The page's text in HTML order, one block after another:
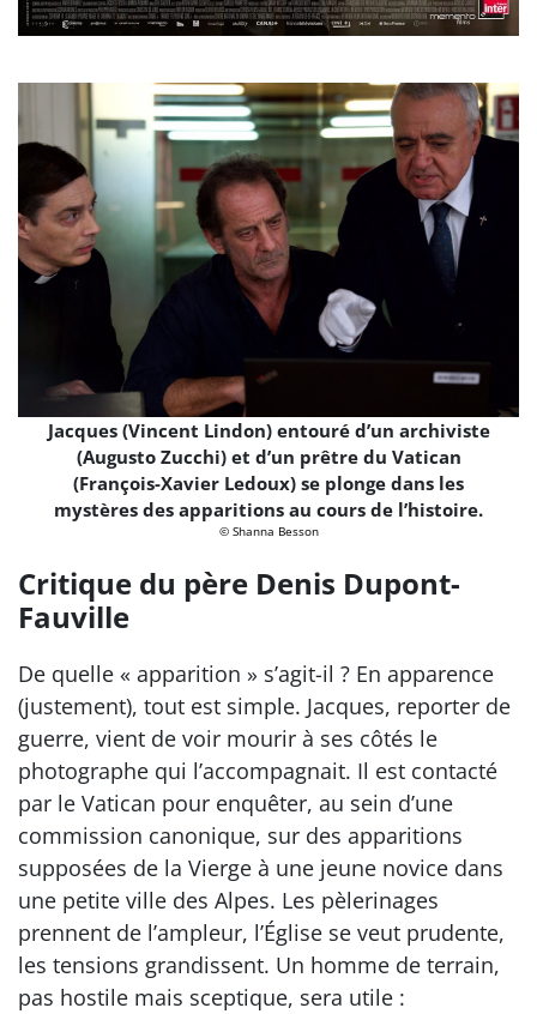
Jacques (Vincent Lindon) entouré d’un archiviste
(Augusto Zucchi) et d’un prêtre du Vatican
(François-Xavier Ledoux) se plonge dans les
mystères des apparitions au cours de l’histoire.
© Shanna Besson
Critique du père Denis Dupont-
Fauville
De quelle « apparition » s’agit-il ? En apparence
(justement), tout est simple. Jacques, reporter de
guerre, vient de voir mourir à ses côtés le
photographe qui l’accompagnait. Il est contacté
par le Vatican pour enquêter, au sein d’une
commission canonique, sur des apparitions
supposées de la Vierge à une jeune novice dans
une petite ville des Alpes. Les pèlerinages
prennent de l’ampleur, l’Église se veut prudente,
les tensions grandissent. Un homme de terrain,
pas hostile mais sceptique, sera utile :